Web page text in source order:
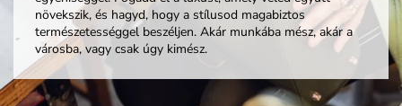
növekszik, és hagyd, hogy a stílusod magabiztos
természetességgel beszéljen. Akár munkába mész, akár a
városba, vagy csak úgy kimész.